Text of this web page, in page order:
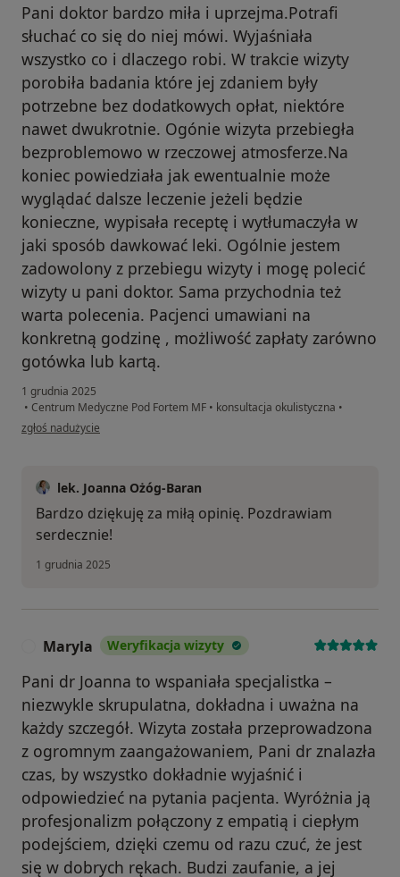
Pani doktor bardzo miła i uprzejma.Potrafi
słuchać co się do niej mówi. Wyjaśniała
wszystko co i dlaczego robi. W trakcie wizyty
porobiła badania które jej zdaniem były
potrzebne bez dodatkowych opłat, niektóre
nawet dwukrotnie. Ogónie wizyta przebiegła
bezproblemowo w rzeczowej atmosferze.Na
koniec powiedziała jak ewentualnie może
wyglądać dalsze leczenie jeżeli będzie
konieczne, wypisała receptę i wytłumaczyła w
jaki sposób dawkować leki. Ogólnie jestem
zadowolony z przebiegu wizyty i mogę polecić
wizyty u pani doktor. Sama przychodnia też
warta polecenia. Pacjenci umawiani na
konkretną godzinę , możliwość zapłaty zarówno
gotówka lub kartą.
1 grudnia 2025
• Centrum Medyczne Pod Fortem MF • konsultacja okulistyczna •
w opinii użytkownika Krzysztof W.
zgłoś nadużycie
lek. Joanna Ożóg-Baran
Bardzo dziękuję za miłą opinię. Pozdrawiam
serdecznie!
1 grudnia 2025
Maryla Weryfikacja wizyty
Pani dr Joanna to wspaniała specjalistka –
niezwykle skrupulatna, dokładna i uważna na
każdy szczegół. Wizyta została przeprowadzona
z ogromnym zaangażowaniem, Pani dr znalazła
czas, by wszystko dokładnie wyjaśnić i
odpowiedzieć na pytania pacjenta. Wyróżnia ją
profesjonalizm połączony z empatią i ciepłym
podejściem, dzięki czemu od razu czuć, że jest
się w dobrych rękach. Budzi zaufanie, a jej